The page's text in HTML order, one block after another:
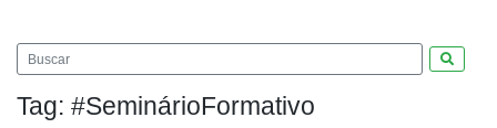
Tag: #SeminárioFormativo